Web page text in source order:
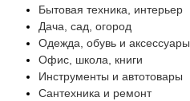
Бытовая техника, интерьер
Дача, сад, огород
Одежда, обувь и аксессуары
Офис, школа, книги
Инструменты и автотовары
Сантехника и ремонт